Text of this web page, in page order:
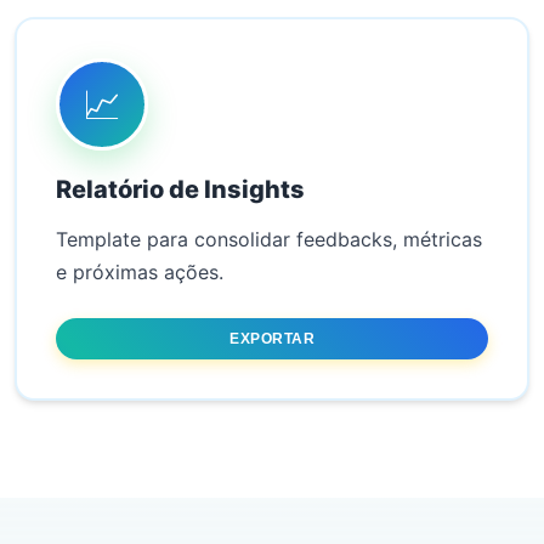
📈
Relatório de Insights
Template para consolidar feedbacks, métricas
e próximas ações.
EXPORTAR